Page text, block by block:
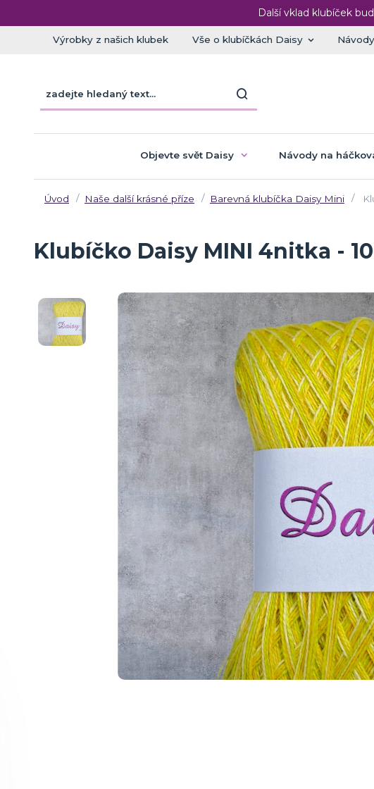
Další vklad klubíček
Výrobky z našich klubek Vše o klubíčkách Daisy
Objevte svět Daisy Návody na
Úvod Naše další krásné příze Barevná klubíčka Daisy Mini
Klubíčko Daisy MINI 4nitka -